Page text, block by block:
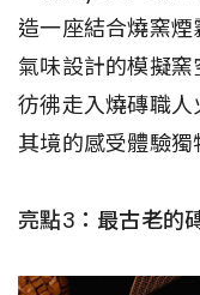
造一座結合燒窯
氣味設計的模擬窯
彷彿走入燒磚職
其境的感受體驗獨
亮點3：最古老的